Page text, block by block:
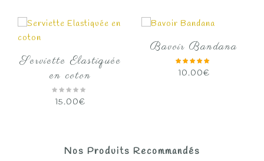
Serviette Elastiquée
en coton
15.00€
Bavoir Bandana
10.00€
Nos Produits Recommandés